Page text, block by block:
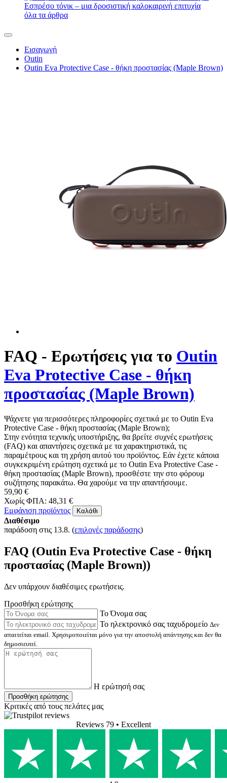
Χάριο
Kaffelogic
Rancilio
10 συμβουλές για να ετοιμάσετε ένα εξαιρετικό ποτό
Τσάι από την κάψουλα ECO, γιατί όχι;
Πώς να επιλέξετε μια ταξιδιωτική καφετιέρα;
Εσπρέσο τόνικ – μια δροσιστική καλοκαιρινή επιτυχία
FAQ - Ερωτήσεις για το
Eva Protective Case - θήκη
προστασίας (Maple Brown)
Στην ενότητα τεχνικής υποστήριξης, θα βρείτε συχνές ερωτήσεις
(FAQ) και απαντήσεις σχετικά με τα χαρακτηριστικά, τις
παραμέτρους και τη χρήση αυτού του προϊόντος. Εάν έχετε κάποια
συγκεκριμένη ερώτηση σχετικά με το Outin Eva Protective Case -
θήκη προστασίας (Maple Brown), προσθέστε την στο φόρουμ
συζήτησης παρακάτω. Θα χαρούμε να την απαντήσουμε.
59,90 €
Χωρίς ΦΠΑ: 48,31 €
Εμφάνιση προϊόντος
Καλάθι
Διαθέσιμο
παράδοση στις 13.8.(επιλογές παράδοσης)